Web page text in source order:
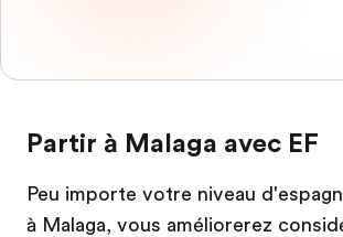
Partir à Malaga avec EF
Peu importe votre niveau
à Malaga, vous améliorerez